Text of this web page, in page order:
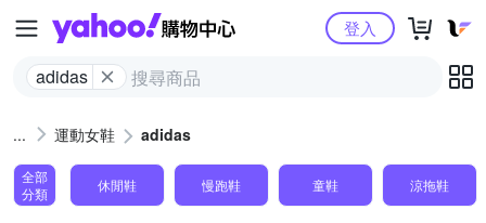
Yahoo購物中心
adidas
登入
運動女鞋 adidas
全部
分類
休閒鞋 慢跑鞋 童鞋 涼拖鞋